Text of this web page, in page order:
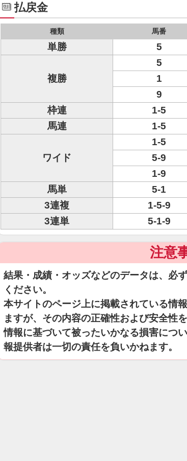
払戻金
種類 馬番
単勝 5
複勝
5
1
9
枠連
1-5
馬連
1-5
ワイド
1-5
5-9
1-9
馬単
5-1
3連複
1-5-9
3連単
5-1-9
注意
結果・成績・オッズなどのデータは、必
ください。
本サイトのページ上に掲載されている情
ますが、その内容の正確性および安全性
情報に基づいて被ったいかなる損害につ
報提供者は一切の責任を負いかねます。